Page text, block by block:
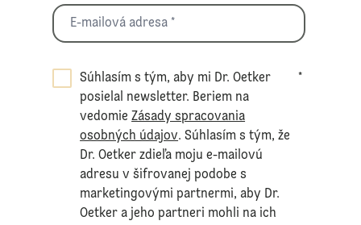
Súhlasím s tým, aby mi Dr. Oetker
posielal newsletter. Beriem na
vedomieZásady spracovania
osobných údajov. Súhlasím s tým, že
Dr. Oetker zdieľa moju e-mailovú
adresu v šifrovanej podobe s
marketingovými partnermi, aby Dr.
Oetker a jeho partneri mohli na ich
*